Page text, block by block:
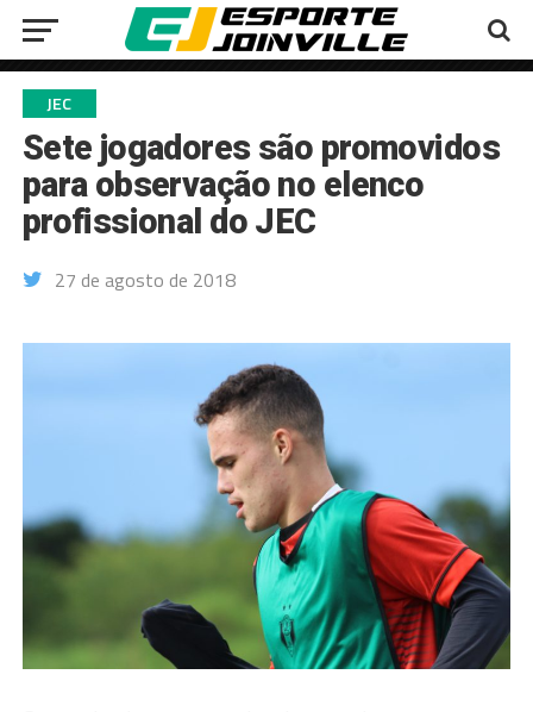
JEC
Sete jogadores são promovidos
para observação no elenco
profissional do JEC
27 de agosto de 2018